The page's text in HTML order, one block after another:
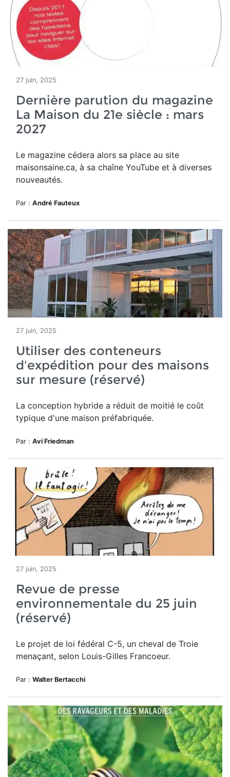
27 juin, 2025
Dernière parution du magazine
La Maison du 21e siècle : mars
2027
Le magazine cédera alors sa place au site
maisonsaine.ca, à sa chaîne YouTube et à diverses
nouveautés.
Par : André Fauteux
27 juin, 2025
Utiliser des conteneurs
d'expédition pour des maisons
sur mesure (réservé)
La conception hybride a réduit de moitié le coût
typique d'une maison préfabriquée.
Par : Avi Friedman
27 juin, 2025
Revue de presse
environnementale du 25 juin
(réservé)
Le projet de loi fédéral C-5, un cheval de Troie
menaçant, selon Louis-Gilles Francoeur.
Par : Walter Bertacchi